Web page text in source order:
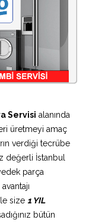
Servisi alanında
üretmeyi amaç
verdiği tecrübe
değerli İstanbul
parça
size 1 YIL
bütün